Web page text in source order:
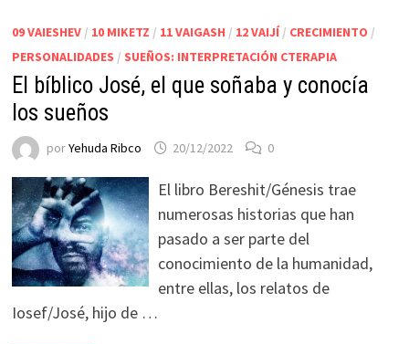
09 VAIESHEV/ 10 MIKETZ / 11 VAIGASH / 12 VAIJÍ/ CRECIMIENTO /
PERSONALIDADES / SUEÑOS: INTERPRETACIÓN CTERAPIA
El bíblico José, el que soñaba y conocía
los sueños
porYehuda Ribco 20/12/2022 0
El libro Bereshit/Génesis trae
numerosas historias que han
pasado a ser parte del
conocimiento de la humanidad,
entre ellas, los relatos de
Iosef/José, hijo de …